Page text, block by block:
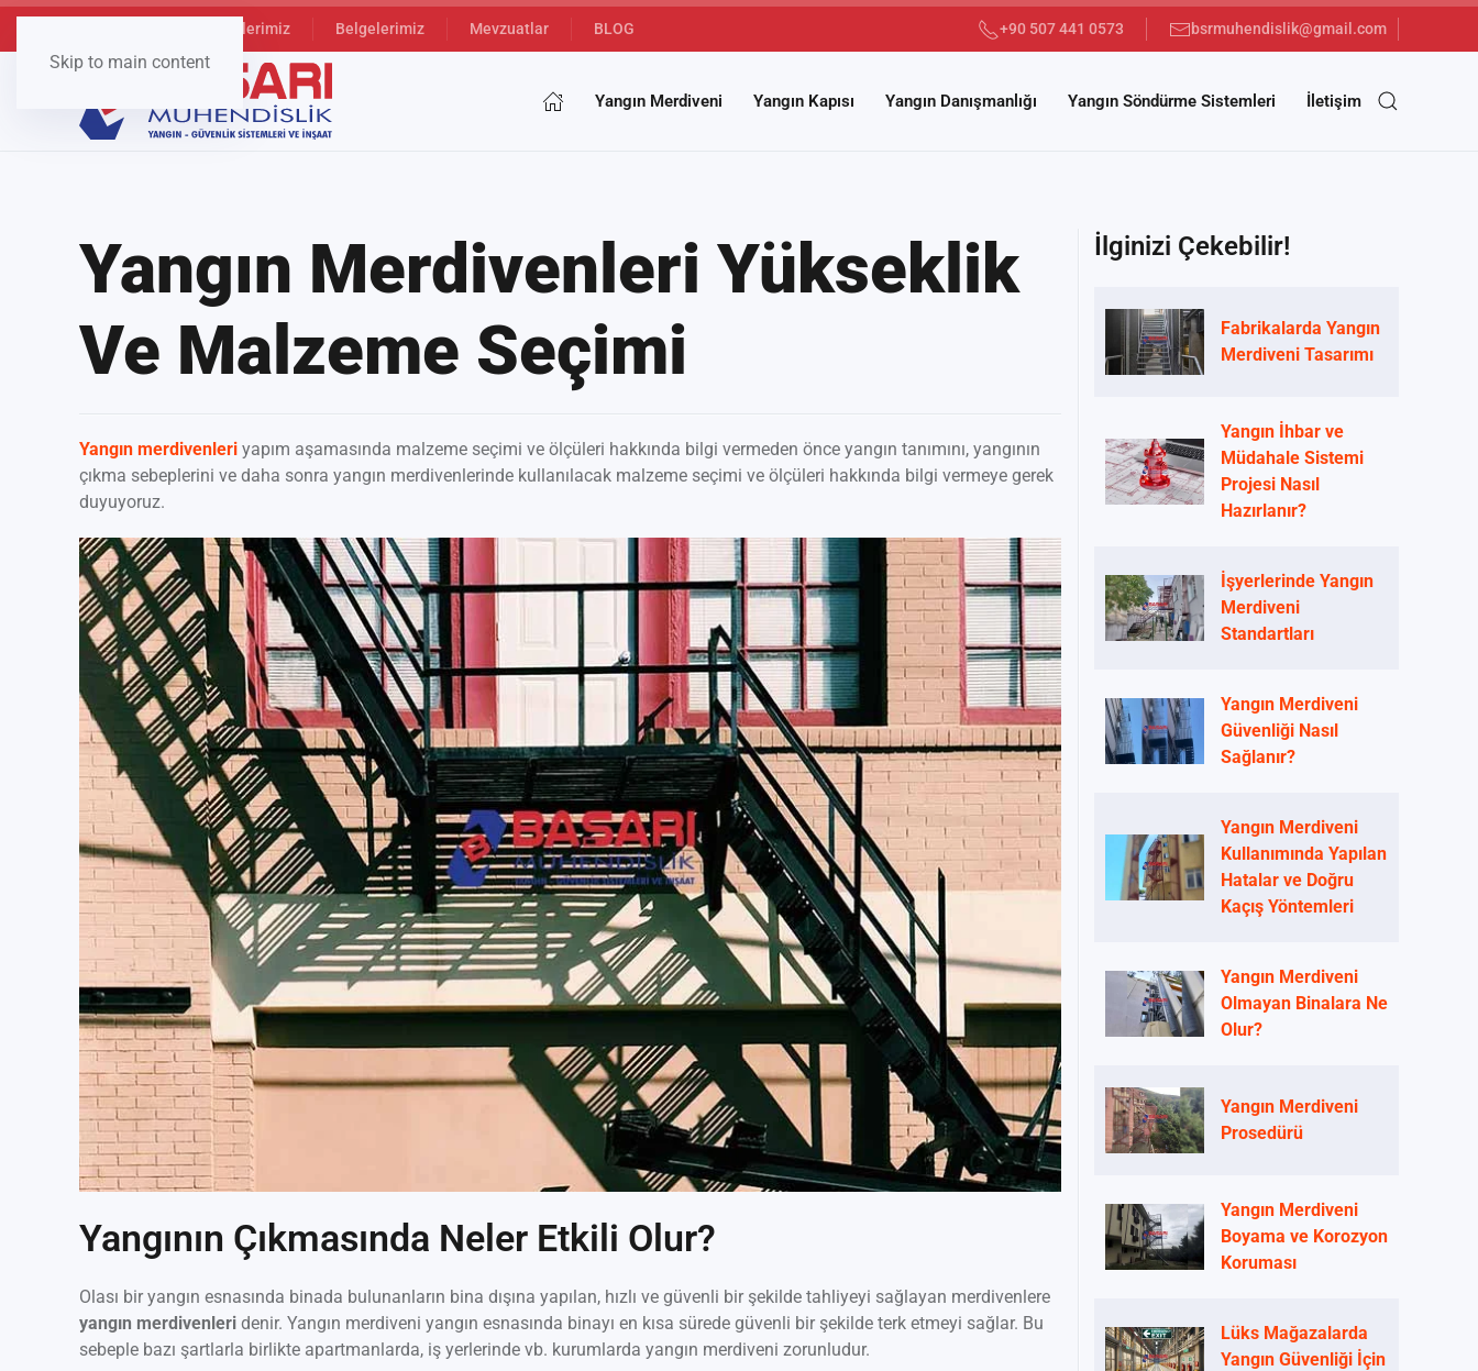
Skip to main content
Hizmetlerimiz Belgelerimiz Mevzuatlar BLOG +90 507 441 0573 bsrmuhendislik@gmail.com
Yangın Merdiveni Yangın Kapısı Yangın Danışmanlığı Yangın Söndürme Sistemleri İletişim
Yangın Merdivenleri Yükseklik
Ve Malzeme Seçimi
Yangın merdivenleri yapım aşamasında malzeme seçimi ve ölçüleri hakkında bilgi vermeden önce yangın tanımını, yangının
çıkma sebeplerini ve daha sonra yangın merdivenlerinde kullanılacak malzeme seçimi ve ölçüleri hakkında bilgi vermeye gerek
duyuyoruz.
Yangının Çıkmasında Neler Etkili Olur?
Olası bir yangın esnasında binada bulunanların bina dışına yapılan, hızlı ve güvenli bir şekilde tahliyeyi sağlayan merdivenlere
yangın merdivenleri denir. Yangın merdiveni yangın esnasında binayı en kısa sürede güvenli bir şekilde terk etmeyi sağlar. Bu
sebeple bazı şartlarla birlikte apartmanlarda, iş yerlerinde vb. kurumlarda yangın merdiveni zorunludur.
İlginizi Çekebilir!
Fabrikalarda Yangın
Merdiveni Tasarımı
Yangın İhbar ve
Müdahale Sistemi
Projesi Nasıl
Hazırlanır?
İşyerlerinde Yangın
Merdiveni
Standartları
Yangın Merdiveni
Güvenliği Nasıl
Sağlanır?
Yangın Merdiveni
Kullanımında Yapılan
Hatalar ve Doğru
Kaçış Yöntemleri
Yangın Merdiveni
Olmayan Binalara Ne
Olur?
Yangın Merdiveni
Prosedürü
Yangın Merdiveni
Boyama ve Korozyon
Koruması
Lüks Mağazalarda
Yangın Güvenliği İçin